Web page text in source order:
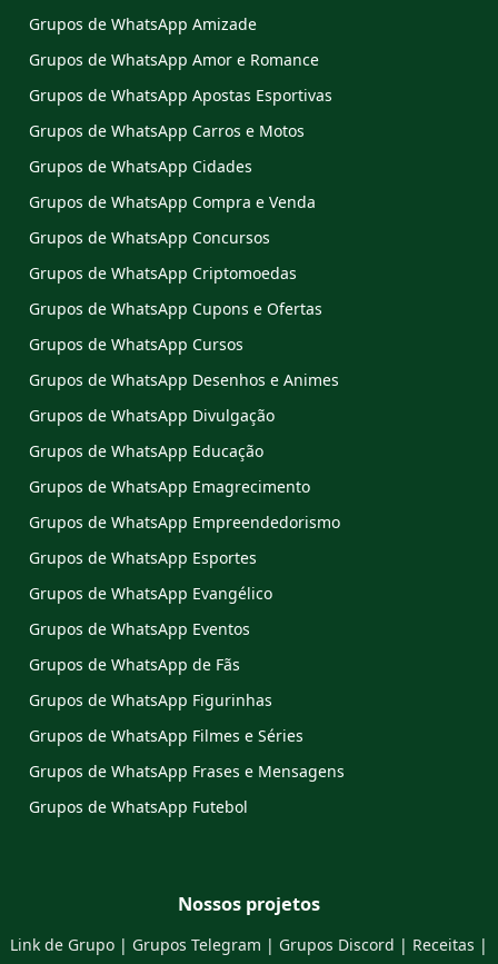
Grupos de WhatsApp Amizade
Grupos de WhatsApp Amor e Romance
Grupos de WhatsApp Apostas Esportivas
Grupos de WhatsApp Carros e Motos
Grupos de WhatsApp Cidades
Grupos de WhatsApp Compra e Venda
Grupos de WhatsApp Concursos
Grupos de WhatsApp Criptomoedas
Grupos de WhatsApp Cupons e Ofertas
Grupos de WhatsApp Cursos
Grupos de WhatsApp Desenhos e Animes
Grupos de WhatsApp Divulgação
Grupos de WhatsApp Educação
Grupos de WhatsApp Emagrecimento
Grupos de WhatsApp Empreendedorismo
Grupos de WhatsApp Esportes
Grupos de WhatsApp Evangélico
Grupos de WhatsApp Eventos
Grupos de WhatsApp de Fãs
Grupos de WhatsApp Figurinhas
Grupos de WhatsApp Filmes e Séries
Grupos de WhatsApp Frases e Mensagens
Grupos de WhatsApp Futebol
Nossos projetos
Link de Grupo | Grupos Telegram | Grupos Discord | Receitas |